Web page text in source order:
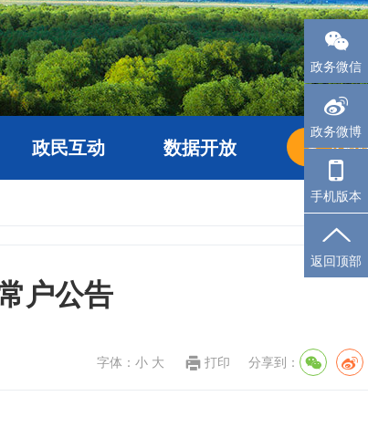
政民互动 数据开放 长者
户公告
字体： 小 大 打印 分享到：
政务微信
政务微博
手机版本
返回顶部